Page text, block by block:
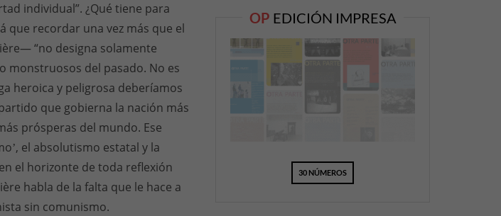
individual”. ¿Qué tiene para
que recordar una vez más que el
“no designa solamente
monstruosos del pasado. No es
heroica y peligrosa deberíamos
que gobierna la nación más
prósperas del mundo. Ese
el absolutismo estatal y la
el horizonte de toda reflexión
habla de la falta que le hace a
sin comunismo.
OP EDICIÓN IMPRESA
30 NÚMEROS